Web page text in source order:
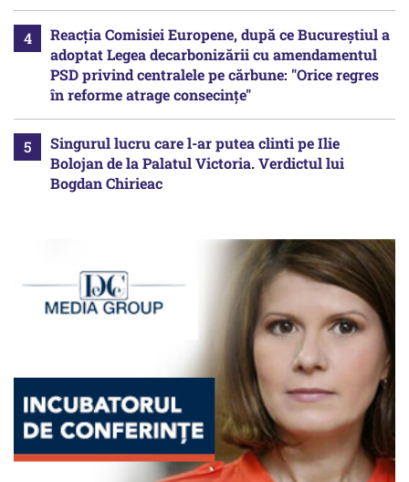
Reacția Comisiei Europene, după ce Bucureștiul a
adoptat Legea decarbonizării cu amendamentul
PSD privind centralele pe cărbune: "Orice regres
în reforme atrage consecințe"
Singurul lucru care l-ar putea clinti pe Ilie
Bolojan de la Palatul Victoria. Verdictul lui
Bogdan Chirieac